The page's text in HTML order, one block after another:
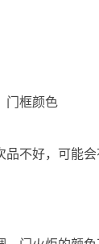
门框颜色
不好，可能会